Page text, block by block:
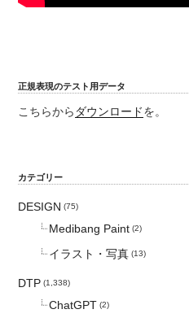
正規表現のテスト用データ
こちらから ダウンロードを。
カテゴリー
DESIGN (75)
Medibang Paint (2)
イラスト・写真 (13)
DTP (1,338)
ChatGPT (2)